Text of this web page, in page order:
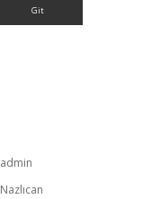
admin
Nazlıcan